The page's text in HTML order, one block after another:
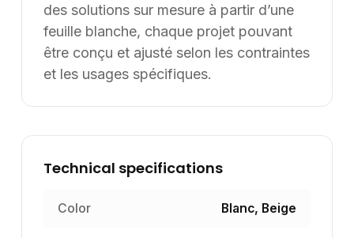
des solutions sur mesure à partir d’une
feuille blanche, chaque projet pouvant
être conçu et ajusté selon les contraintes
et les usages spécifiques.
Technical specifications
Color Blanc, Beige